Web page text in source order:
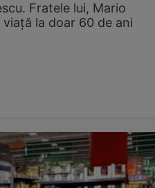
Fratele lui, Mario
la doar 60 de ani